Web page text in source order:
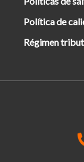
Política de
Régimen